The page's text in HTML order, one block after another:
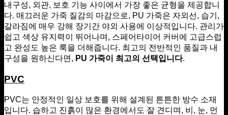
내구성, 외관, 보호 기능 사이에서 가장 좋은 균형을 제공합니
다. 매끄러운 가죽 질감의 마감으로, PU 가죽은 자외선, 습기,
갈라짐에 매우 강해 장기간 야외 사용에 이상적입니다. 관리가
쉽고 색상 유지력이 뛰어나며, 스페어타이어 커버에 고급스럽
고 완성도 높은 룩을 더해줍니다. 최고의 전반적인 품질과 내
구성을 원하신다면, PU 가죽이 최고의 선택입니다.
PVC
PVC는 안정적인 일상 보호를 위해 설계된 튼튼한 방수 소재
입니다. 습하고 진흙이 많은 환경에서도 잘 견디며, 비, 눈, 먼